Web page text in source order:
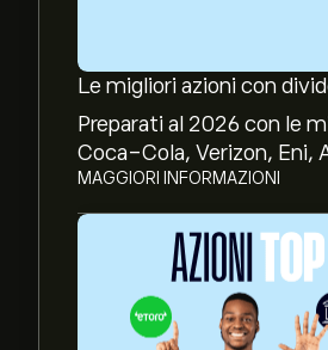
Le migliori azioni con
Preparati al 2026 con le
Coca-Cola, Verizon, Eni,
MAGGIORI INFORMAZIONI